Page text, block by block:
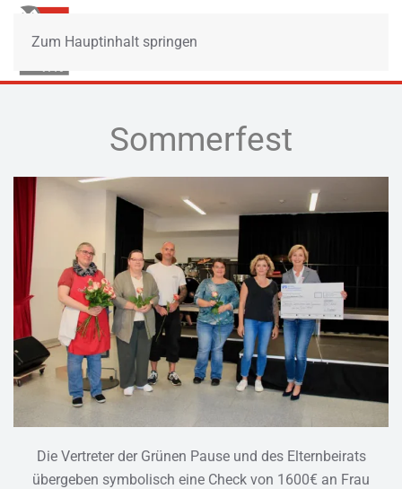
Zum Hauptinhalt springen
Sommerfest
Die Vertreter der Grünen Pause und des Elternbeirats
übergeben symbolisch eine Check von 1600€ an Frau